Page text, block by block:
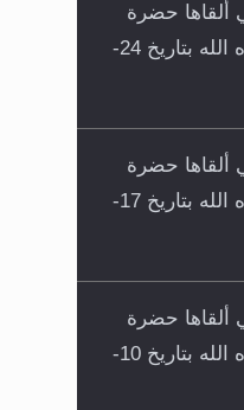
ألقاها حضرة
أمير المؤمنين أيده الله بتاريخ 24-
ألقاها حضرة
أمير المؤمنين أيده الله بتاريخ 17-
ألقاها حضرة
أمير المؤمنين أيده الله بتاريخ 10-